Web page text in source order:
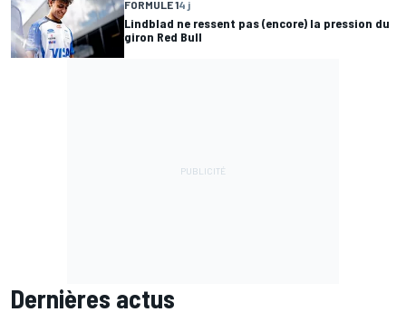
FORMULE 14 j
Lindblad ne ressent pas (encore) la pression du
giron Red Bull
Dernières actus